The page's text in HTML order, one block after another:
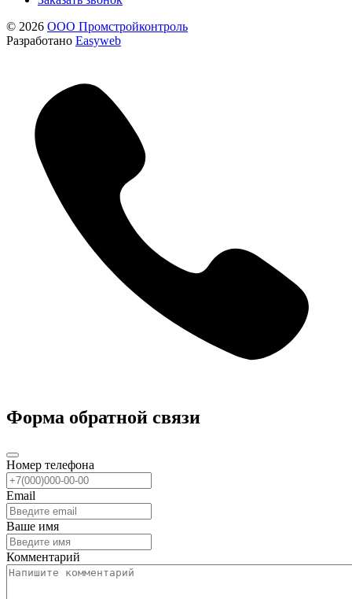
© 2026 ООО Промстройконтроль
Разработано Easyweb
Форма обратной связи
Номер телефона
Email
Ваше имя
Комментарий